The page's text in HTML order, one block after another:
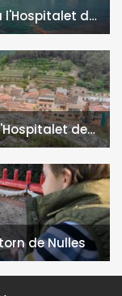
l'Hospitalet de
de
de Nulles